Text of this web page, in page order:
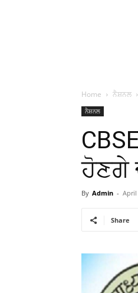
Home ਨੈਸ਼ਨਲ
ਨੈਸ਼ਨਲ
ਹੋਣਗੇ
By Admin - April
Share